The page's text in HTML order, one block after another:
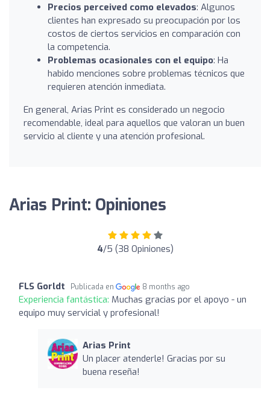
Precios perceived como elevados: Algunos
clientes han expresado su preocupación por los
costos de ciertos servicios en comparación con
la competencia.
Problemas ocasionales con el equipo: Ha
habido menciones sobre problemas técnicos que
requieren atención inmediata.
En general, Arias Print es considerado un negocio
recomendable, ideal para aquellos que valoran un buen
servicio al cliente y una atención profesional.
Arias Print: Opiniones
4/5 (38 Opiniones)
FLS Gorldt Publicada en 8 months ago
Experiencia fantástica: Muchas gracias por el apoyo - un
equipo muy servicial y profesional!
Arias Print
Un placer atenderle! Gracias por su
buena reseña!